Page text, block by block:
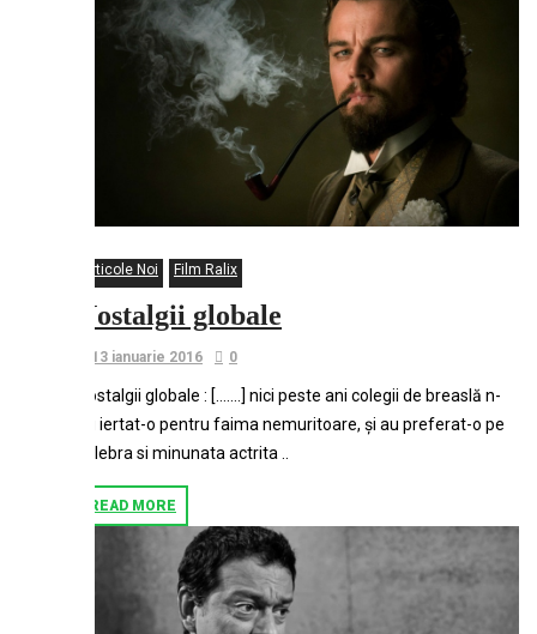
Articole Noi Film Ralix
Nostalgii globale
13 ianuarie 2016 0
Nostalgii globale : […….] nici peste ani colegii de breaslă n-
au iertat-o pentru faima nemuritoare, și au preferat-o pe
celebra si minunata actrita ..
READ MORE